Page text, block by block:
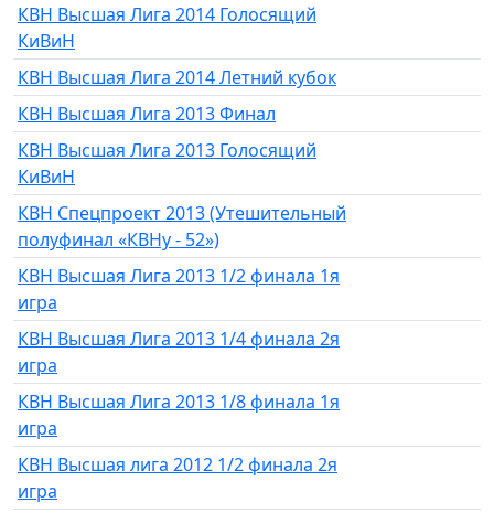
КВН Высшая Лига 2014 Голосящий
КиВиН
КВН Высшая Лига 2014 Летний кубок
КВН Высшая Лига 2013 Финал
КВН Высшая Лига 2013 Голосящий
КиВиН
КВН Спецпроект 2013 (Утешительный
полуфинал «КВНу - 52»)
КВН Высшая Лига 2013 1/2 финала 1я
игра
КВН Высшая Лига 2013 1/4 финала 2я
игра
КВН Высшая Лига 2013 1/8 финала 1я
игра
КВН Высшая лига 2012 1/2 финала 2я
игра